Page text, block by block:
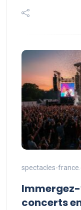
spectacles-
concerts